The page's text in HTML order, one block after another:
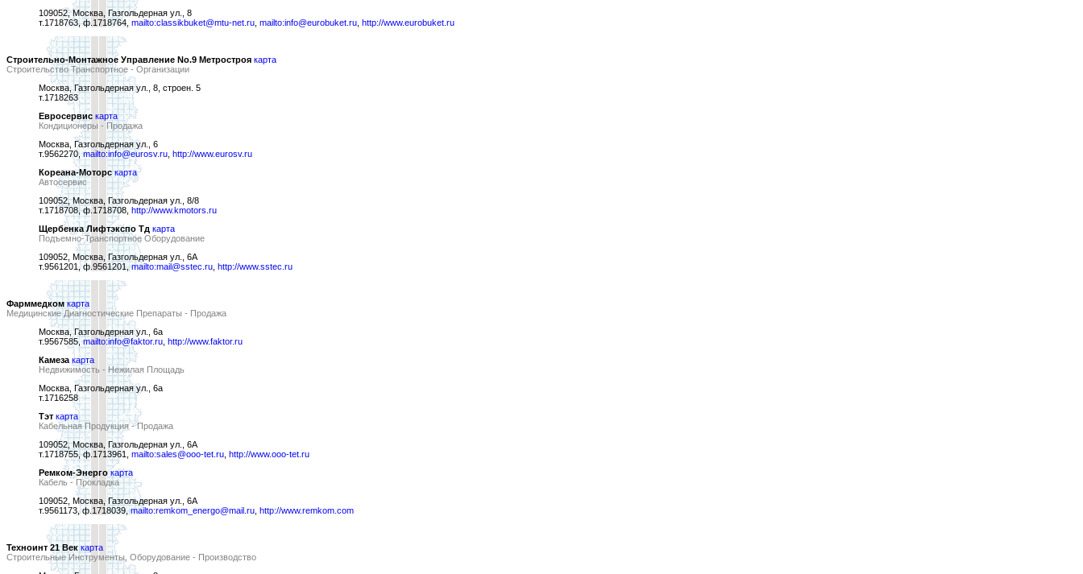
109052, Москва, Газгольдерная ул., 8
т.1718763, ф.1718764, mailto:classikbuket@mtu-net.ru mailto:info@eurobuket.ru http://www.eurobuket.ru
Строительно-Монтажное Управление No.9 Метростроя карта
Строительство Транспортное - Организации
Москва, Газгольдерная ул., 8, строен. 5
т.1718263
Евросервис карта
Кондиционеры - Продажа
Москва, Газгольдерная ул., 6
т.9562270,mailto:info@eurosv.ru http://www.eurosv.ru
Кореана-Моторс карта
Автосервис
109052, Москва, Газгольдерная ул., 8/8
т.1718708, ф.1718708, http://www.kmotors.ru
Щербенка Лифтэкспо Тд карта
Подъемно-Транспортное Оборудование
109052, Москва, Газгольдерная ул., 6А
т.9561201, ф.9561201,mailto:mail@sstec.ru http://www.sstec.ru
Фарммедком карта
Медицинские Диагностические Препараты - Продажа
Москва, Газгольдерная ул., 6а
т.9567585,mailto:info@faktor.ru http://www.faktor.ru
Камеза карта
Недвижимость - Нежилая Площадь
Москва, Газгольдерная ул., 6а
т.1716258
Тэт карта
Кабельная Продукция - Продажа
109052, Москва, Газгольдерная ул., 6А
т.1718755, ф.1713961, mailto:sales@ooo-tet.ru http://www.ooo-tet.ru
Ремком-Энерго карта
Кабель - Прокладка
109052, Москва, Газгольдерная ул., 6А
т.9561173, ф.1718039,mailto:remkom_energo@mail.ru http://www.remkom.com
Техноинт 21 Век карта
Строительные Инструменты, Оборудование - Производство